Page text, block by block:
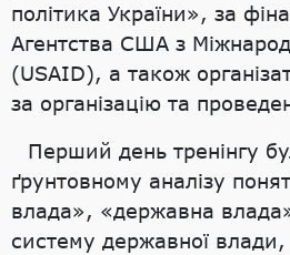
політика України», за
Агентства США з
(USAID), а також
за організацію та
Перший день тренінгу
ґрунтовному аналізу
влада», «державна
систему державної